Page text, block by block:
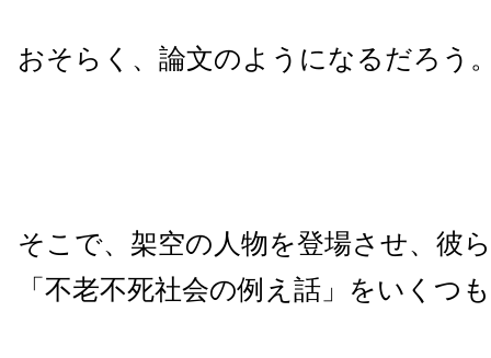
おそらく、論文のようになるだろう
そこで、架空の人物を登場させ、彼
「不老不死社会の例え話」をいくつ